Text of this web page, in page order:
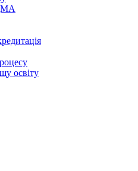
освіту